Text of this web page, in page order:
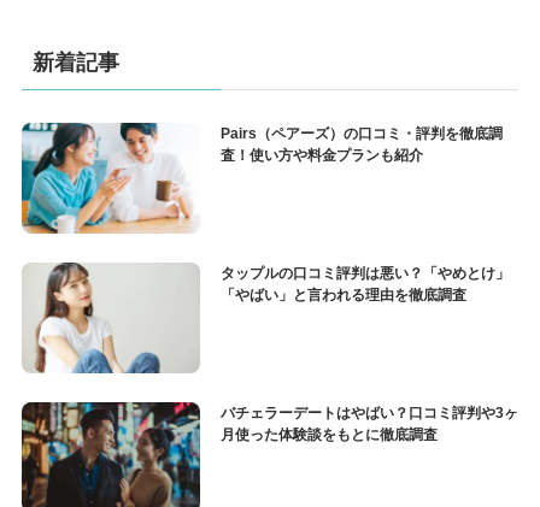
新着記事
Pairs（ペアーズ）の口コミ・評判を徹底調
査！使い方や料金プランも紹介
タップルの口コミ評判は悪い？「やめとけ」
「やばい」と言われる理由を徹底調査
バチェラーデートはやばい？口コミ評判や3ヶ
月使った体験談をもとに徹底調査